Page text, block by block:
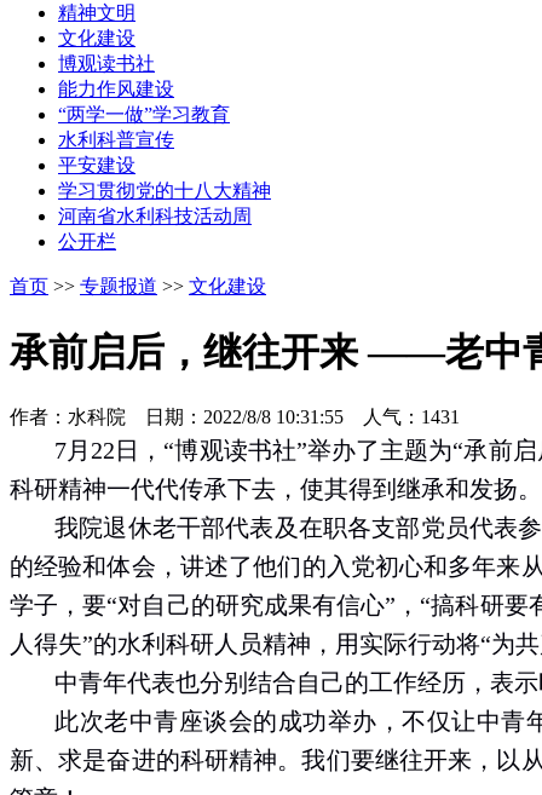
精神文明
文化建设
博观读书社
能力作风建设
“两学一做”学习教育
水利科普宣传
平安建设
学习贯彻党的十八大精神
河南省水利科技活动周
公开栏
首页 >> 专题报道 >> 文化建设
承前启后，继往开来 ——老中
作者：水科院 日期：2022/8/8 10:31:55 人气： 1431
7月22日，“博观读书社”举办了主题为“承前
科研精神一代代传承下去，使其得到继承和发扬。
我院退休老干部代表及在职各支部党员代表
的经验和体会， 讲述了他们的入党初心和多年来
学子，要“对自己的研究成果有信心” ，“搞科研要
人得失”的水利科研人员精神， 用实际行动将“为
中青年代表也分别结合自己的工作经历，表示
此次老中青座谈会的成功举办，不仅让中青
新、求是奋进的科研精神。我们要继往开来，以